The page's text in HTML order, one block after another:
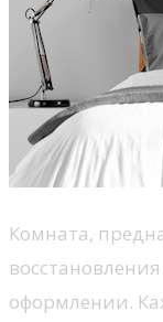
Комната,
оформлении.